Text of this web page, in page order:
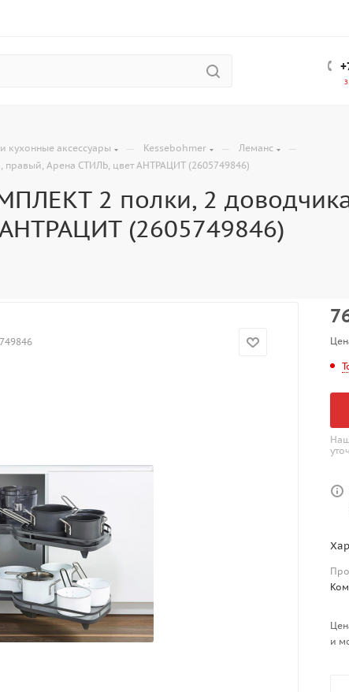
кухонные аксессуары — Kessebohmer — Леманс —
Арена СТИЛЬ, цвет АНТРАЦИТ (2605749846)
2 полки, 2
(2605749846)
и